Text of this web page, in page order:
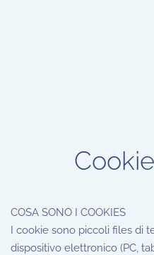
COSA SONO I COOKIES
I cookie sono piccoli files di
dispositivo elettronico (PC,